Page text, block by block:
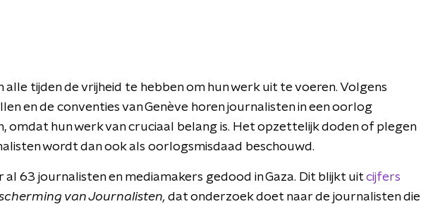
tijden de vrijheid te hebben om hun werk uit te voeren. Volgens
en de conventies van Genève horen journalisten in een oorlog
omdat hun werk van cruciaal belang is. Het opzettelijk doden of plegen
wordt dan ook als oorlogsmisdaad beschouwd.
al 63 journalisten en mediamakers gedood in Gaza. Dit blijkt uit cijfers
van Journalisten, dat onderzoek doet naar de journalisten die